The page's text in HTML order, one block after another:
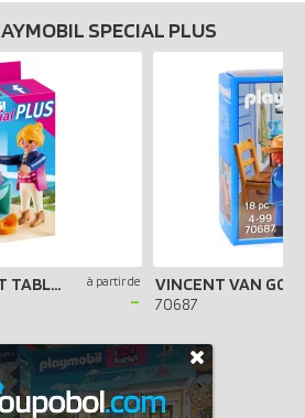
SPECIAL PLUS
MAMAN AVEC BÉBÉ ET TABLE À LANGER à partir de
- 70687